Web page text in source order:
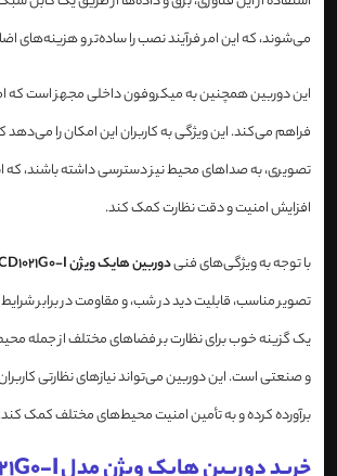
می‌شوند، که این امر فرآیند نصب را ساده‌تر و
این دوربین همچنین به میکروفون داخلی مجهز است که
فراهم می‌کند. این ویژگی به کاربران این امکان را می‌دهد
تصویری، به صداهای محیط نیز دسترسی داشته باشند، که
افزایش امنیت و دقت نظارت کمک کند.
با توجه به ویژگی‌های فنیدوربین هایک ویژن DS-2CD1021G0-I
تصویر مناسب، قابلیت دید در شب، و مقاومت در برابر
یک گزینه خوب برای نظارت بر فضاهای مختلف از جمله
و صنعتی است. این دوربین می‌تواند نیازهای نظارتی کاربران
برآورده کرده و به تأمین امنیت محیط‌های مختلف کمک کند.